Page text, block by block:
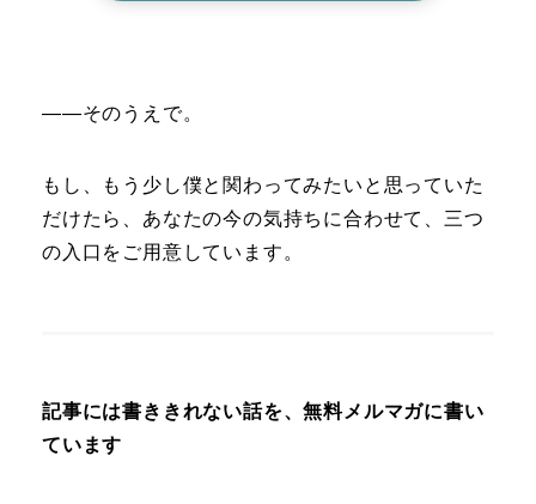
――そのうえで。
もし、もう少し僕と関わってみたいと思っていた
だけたら、あなたの今の気持ちに合わせて、三つ
の入口をご用意しています。
記事には書ききれない話を、無料メルマガに書い
ています